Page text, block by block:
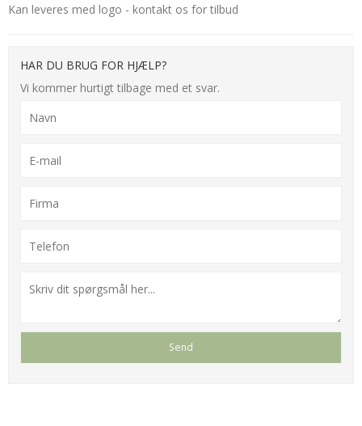
Kan leveres med logo - kontakt os for tilbud
HAR DU BRUG FOR HJÆLP?
Vi kommer hurtigt tilbage med et svar.